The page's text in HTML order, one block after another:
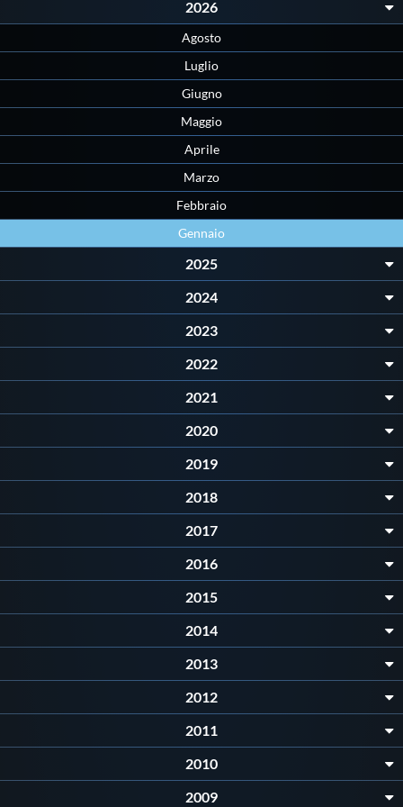
Protezione Civile
Qualità
Flash News
Intranet
Mappa del sito
2026
Agosto
Luglio
Giugno
Maggio
Aprile
Marzo
Febbraio
Gennaio
2025
2024
2023
2022
2021
2020
2019
2018
2017
2016
2015
2014
2013
2012
2011
2010
2009